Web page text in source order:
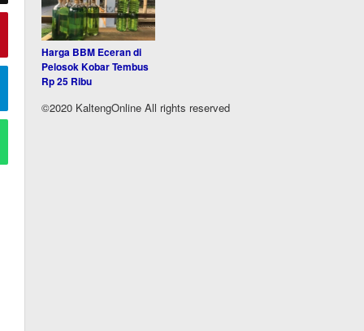
Harga BBM Eceran di
Pelosok Kobar Tembus
Rp 25 Ribu
©2020 KaltengOnline All rights reserved